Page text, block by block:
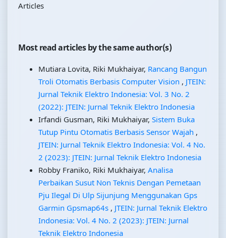
Articles
Most read articles by the same author(s)
Mutiara Lovita, Riki Mukhaiyar, Rancang Bangun
Troli Otomatis Berbasis Computer Vision , JTEIN:
Jurnal Teknik Elektro Indonesia: Vol. 3 No. 2
(2022): JTEIN: Jurnal Teknik Elektro Indonesia
Irfandi Gusman, Riki Mukhaiyar, Sistem Buka
Tutup Pintu Otomatis Berbasis Sensor Wajah ,
JTEIN: Jurnal Teknik Elektro Indonesia: Vol. 4 No.
2 (2023): JTEIN: Jurnal Teknik Elektro Indonesia
Robby Franiko, Riki Mukhaiyar, Analisa
Perbaikan Susut Non Teknis Dengan Pemetaan
Pju Ilegal Di Ulp Sijunjung Menggunakan Gps
Garmin Gpsmap64s , JTEIN: Jurnal Teknik Elektro
Indonesia: Vol. 4 No. 2 (2023): JTEIN: Jurnal
Teknik Elektro Indonesia